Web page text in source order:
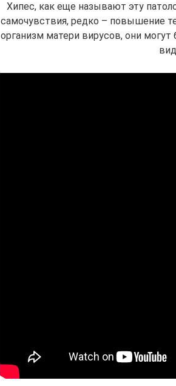
Хипес, как еще называют эту
самочувствия, редко – повышение
организм матери вирусов, они